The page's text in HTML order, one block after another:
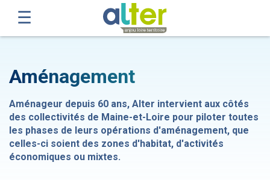
Aménagement
Aménageur depuis 60 ans, Alter intervient aux côtés
des collectivités de Maine-et-Loire pour piloter toutes
les phases de leurs opérations d'aménagement, que
celles-ci soient des zones d'habitat, d'activités
économiques ou mixtes.